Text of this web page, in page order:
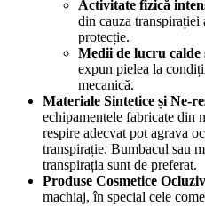
Activitate fizică
din cauza transpirației
protecție.
Medii de lucru calde
expun pielea la
mecanică.
Materiale Sintetice și Ne-
echipamentele fabricate din
respire adecvat pot agrava
transpirație. Bumbacul sau
transpirația sunt de preferat.
Produse Cosmetice
machiaj, în special cele